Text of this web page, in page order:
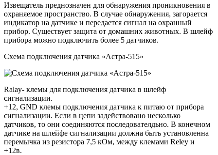
Извещатель преднозначен для обнаружения проникновения в
охраняемое пространство. В случае обнаружения, загорается
индикатор на датчике и передается сигнал на охранный
прибор. Существует защита от домашних животных. В шлейф
прибора можно подключить более 5 датчиков.
Схема подключения датчика «Астра-515»
Ralay- клемы для подключения датчика в шлейф
сигнализации.
+12, GND клемы подключения датчика к питаю от прибора
сигнализации. Если в цепи задействовано несколько
датчиков, то они соединяются последователдьно. В конечном
датчике на шлейфе сигнализации должна быть установленна
перемычка из резистора 7,5 кОм, между клемами Reley и
+12в.